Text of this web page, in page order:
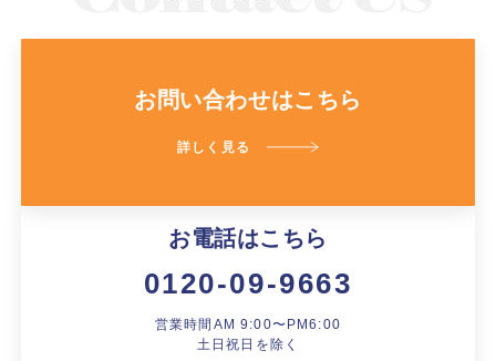
お問い合わせはこちら
詳しく見る
お電話はこちら
0120-09-9663
営業時間AM 9:00〜PM6:00
土日祝日を除く